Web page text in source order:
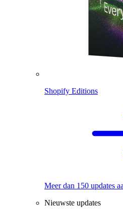
Shopify Editions
Meer dan 150 updates
Nieuwste updates